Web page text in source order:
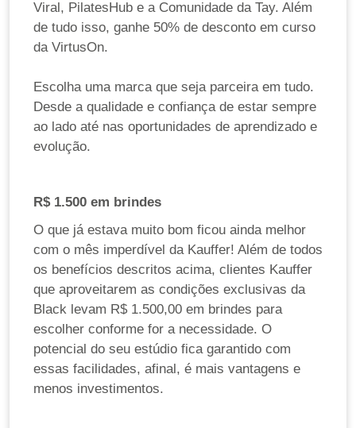
Viral, PilatesHub e a Comunidade da Tay. Além
de tudo isso, ganhe 50% de desconto em curso
da VirtusOn.
Escolha uma marca que seja parceira em tudo.
Desde a qualidade e confiança de estar sempre
ao lado até nas oportunidades de aprendizado e
evolução.
R$ 1.500 em brindes
O que já estava muito bom ficou ainda melhor
com o mês imperdível da Kauffer! Além de todos
os benefícios descritos acima, clientes Kauffer
que aproveitarem as condições exclusivas da
Black levam R$ 1.500,00 em brindes para
escolher conforme for a necessidade. O
potencial do seu estúdio fica garantido com
essas facilidades, afinal, é mais vantagens e
menos investimentos.